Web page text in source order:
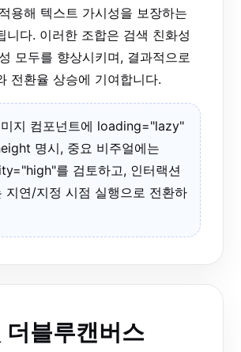
용해 텍스트 가시성을 보장하는
니다. 이러한 조합은 검색 친화성
모두를 향상시키며, 결과적으로
전환율 상승에 기여합니다.
지 컴포넌트에 loading="lazy"
명시, 중요 비주얼에는
를 검토하고, 인터랙션
지연/지정 시점 실행으로 전환하
더블루캔버스